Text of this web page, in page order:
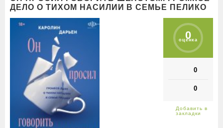
ДЕЛО О ТИХОМ НАСИЛИИ В СЕМЬЕ ПЕЛИКО
0
оценка
0
0